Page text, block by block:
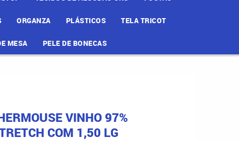
ORGANZA PLÁSTICOS TELA TRICOT
MESA PELE DE BONECAS
VINHO 97%
COM 1,50 LG